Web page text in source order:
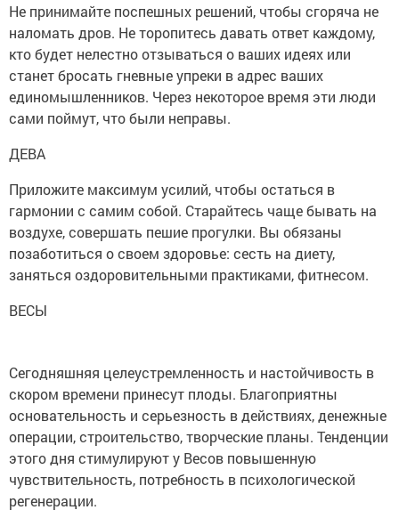
Не принимайте поспешных решений, чтобы сгоряча не
наломать дров. Не торопитесь давать ответ каждому,
кто будет нелестно отзываться о ваших идеях или
станет бросать гневные упреки в адрес ваших
единомышленников. Через некоторое время эти люди
сами поймут, что были неправы.
ДЕВА
Приложите максимум усилий, чтобы остаться в
гармонии с самим собой. Старайтесь чаще бывать на
воздухе, совершать пешие прогулки. Вы обязаны
позаботиться о своем здоровье: сесть на диету,
заняться оздоровительными практиками, фитнесом.
ВЕСЫ
Сегодняшняя целеустремленность и настойчивость в
скором времени принесут плоды. Благоприятны
основательность и серьезность в действиях, денежные
операции, строительство, творческие планы. Тенденции
этого дня стимулируют у Весов повышенную
чувствительность, потребность в психологической
регенерации.